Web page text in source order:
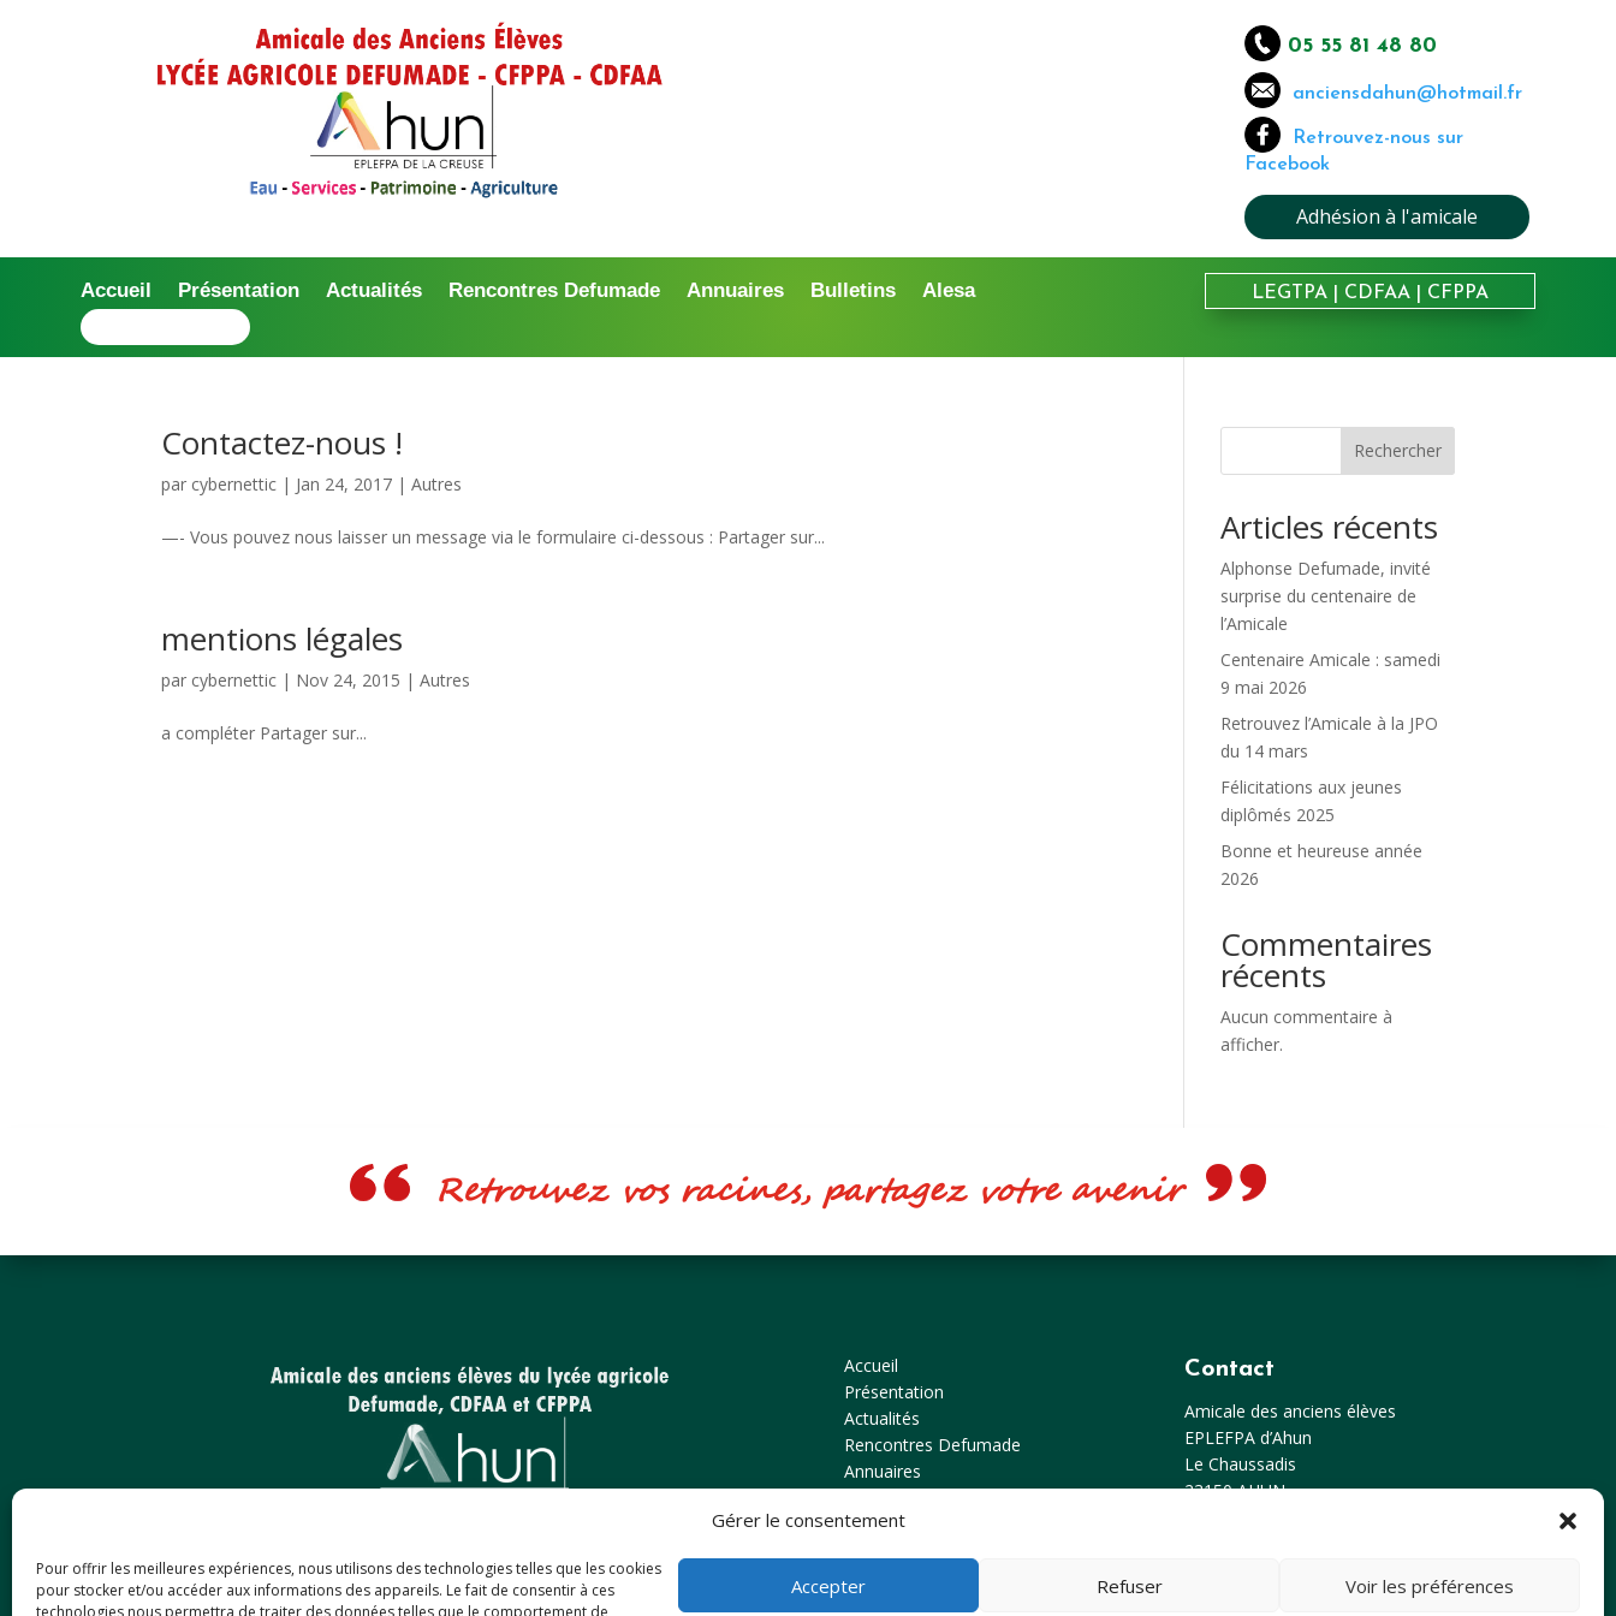
Gérer le consentement
Pour offrir les meilleures expériences, nous utilisons des technologies telles que les cookies
pour stocker et/ou accéder aux informations des appareils. Le fait de consentir à ces
technologies nous permettra de traiter des données telles que le comportement de
Accepter Refuser Voir les préférences
05 55 81 48 80
anciensdahun@hotmail.fr
Retrouvez-nous sur
Facebook
Adhésion à l'amicale
Accueil Présentation Actualités Rencontres Defumade Annuaires Bulletins
Alesa
LEGTPA| CDFAA| CFPPA
Contactez-nous !
par cybernettic | Jan 24, 2017 |Autres
—- Vous pouvez nous laisser un message via le formulaire ci-dessous : Partager sur...
mentions légales
par cybernettic | Nov 24, 2015 |Autres
a compléter Partager sur...
Rechercher
Articles récents
Alphonse Defumade, invité
surprise du centenaire de
l’Amicale
Centenaire Amicale : samedi
9 mai 2026
Retrouvez l’Amicale à la JPO
du 14 mars
Félicitations aux jeunes
diplômés 2025
Bonne et heureuse année
2026
Commentaires
récents
Aucun commentaire à
afficher.
Retrouvez vos racines, partagez votre avenir
Accueil
Présentation
Actualités
Rencontres Defumade
Annuaires
Alesa
Contact
Amicale des anciens élèves
EPLEFPA d’Ahun
Le Chaussadis
23150 AHUN
Retrouvez-nous sur Facebook